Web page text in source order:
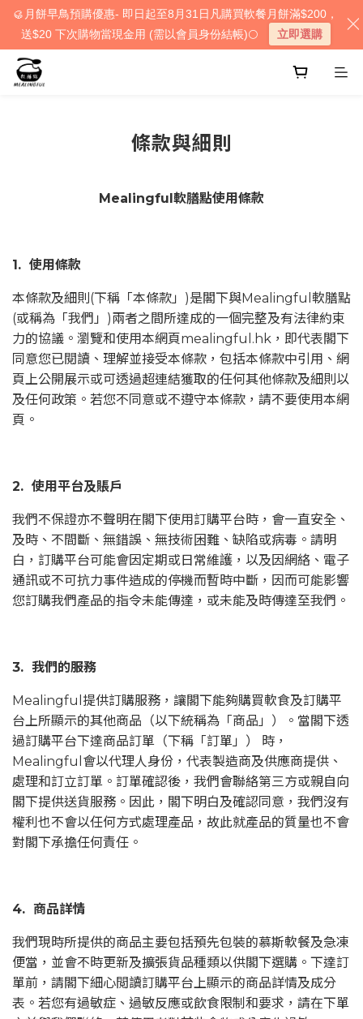
條款與細則
Mealingful軟膳點使用條款
1. 使用條款
本條款及細則(下稱「本條款」)是閣下與Mealingful軟膳點
(或稱為「我們」)兩者之間所達成的一個完整及有法律約束
力的協議。瀏覽和使用本網頁mealingful.hk，即代表閣下
同意您已閱讀、理解並接受本條款，包括本條款中引用、網
頁上公開展示或可透過超連結獲取的任何其他條款及細則以
及任何政策。若您不同意或不遵守本條款，請不要使用本網
頁。
2. 使用平台及賬戶
我們不保證亦不聲明在閣下使用訂購平台時，會一直安全、
及時、不間斷、無錯誤、無技術困難、缺陷或病毒。請明
白，訂購平台可能會因定期或日常維護，以及因網絡、電子
通訊或不可抗力事件造成的停機而暫時中斷，因而可能影響
您訂購我們產品的指令未能傳達，或未能及時傳達至我們。
3. 我們的服務
Mealingful提供訂購服務，讓閣下能夠購買軟食及訂購平
台上所顯示的其他商品（以下統稱為「商品」）。當閣下透
過訂購平台下達商品訂單（下稱「訂單」） 時，
Mealingful會以代理人身份，代表製造商及供應商提供、
處理和訂立訂單。訂單確認後，我們會聯絡第三方或親自向
閣下提供送貨服務。因此，閣下明白及確認同意，我們沒有
權利也不會以任何方式處理產品，故此就產品的質量也不會
對閣下承擔任何責任。
4. 商品詳情
我們現時所提供的商品主要包括預先包裝的慕斯軟餐及急凍
便當，並會不時更新及擴張貨品種類以供閣下選購。下達訂
單前，請閣下細心閲讀訂購平台上顯示的商品詳情及成分
表。若您有過敏症、過敏反應或飲食限制和要求，請在下單
🥮月餅早鳥預購優惠- 即日起至8月31日凡購買軟餐月餅滿$200，
送$20 下次購物當現金用 (需以會員身份結帳)🌕
立即選購